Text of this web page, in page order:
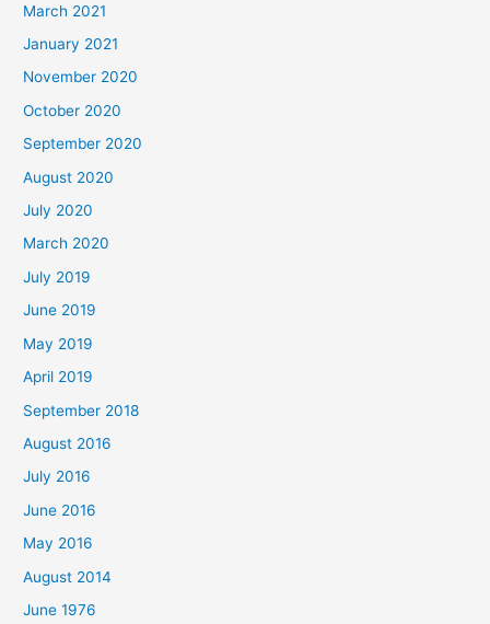
March 2021
January 2021
November 2020
October 2020
September 2020
August 2020
July 2020
March 2020
July 2019
June 2019
May 2019
April 2019
September 2018
August 2016
July 2016
June 2016
May 2016
August 2014
June 1976